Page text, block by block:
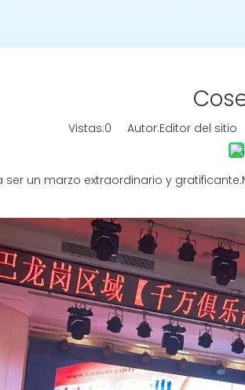
Vistas:0 Autor:Editor del
un marzo extraordinario y